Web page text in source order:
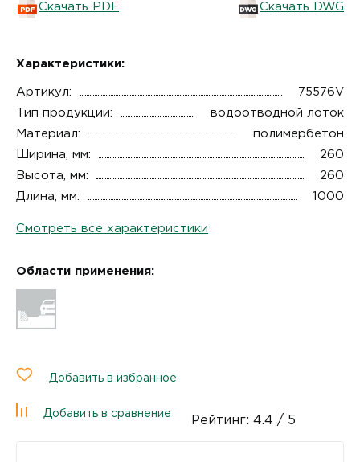
Скачать PDF Скачать DWG
Характеристики:
Артикул:
75576V
Тип продукции:
водоотводной лоток
Материал:
полимербетон
Ширина, мм:
260
Высота, мм:
260
Длина, мм:
1000
Смотреть все характеристики
Области применения:
Добавить в избранное
Добавить в сравнение
Рейтинг: 4.4 / 5